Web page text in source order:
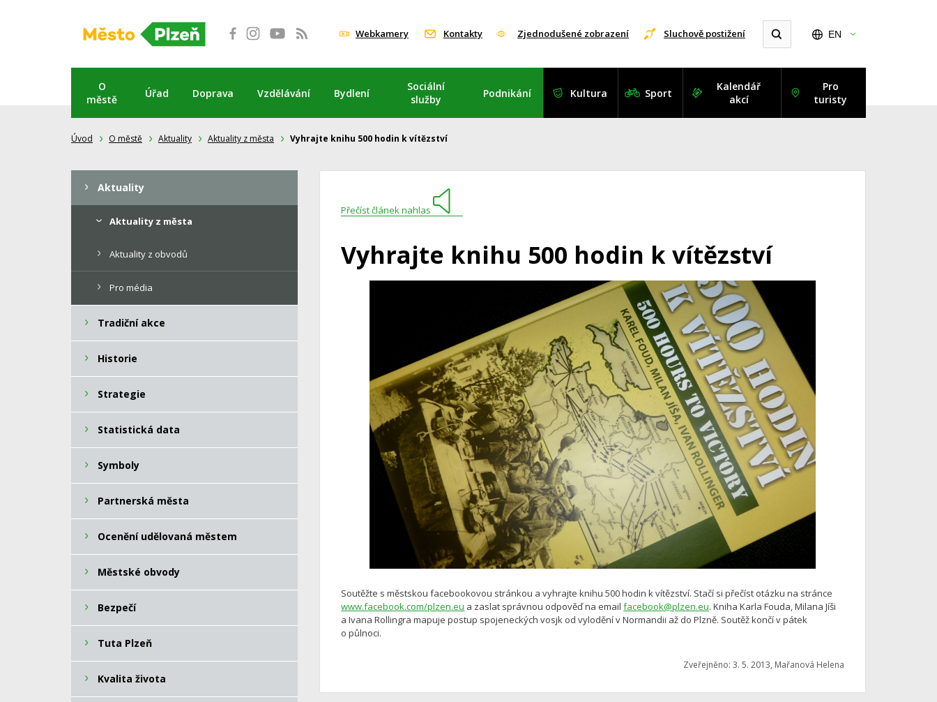
Webkamery Kontakty Zjednodušené zobrazení Sluchově postižení EN
O
městě
Úřad Doprava Vzdělávání Bydlení
Sociální
služby
Podnikání Kultura Sport
Kalendář
akcí
Pro
turisty
Úvod O městě Aktuality Aktuality z města Vyhrajte knihu 500 hodin k vítězství
Přečíst článek nahlas
Vyhrajte knihu 500 hodin k vítězství
Soutěžte s městskou facebookovou stránkou a vyhrajte knihu 500 hodin k vítězství. Stačí si přečíst otázku na stránce
www.facebook.com/plzen.eu a zaslat správnou odpověď na emailfacebook@plzen.eu. Kniha Karla Fouda, Milana Jíši
a Ivana Rollingra mapuje postup spojeneckých vosjk od vylodění v Normandii až do Plzně. Soutěž končí v pátek
o půlnoci.
Zveřejněno: 3. 5. 2013, Mařanová Helena
Aktuality
Aktuality z města
Aktuality z obvodů
Pro média
Tradiční akce
Historie
Strategie
Statistická data
Symboly
Partnerská města
Ocenění udělovaná městem
Městské obvody
Bezpečí
Tuta Plzeň
Kvalita života